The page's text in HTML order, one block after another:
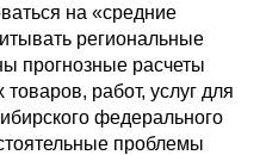
на «средние
региональные
прогнозные расчеты
работ, услуг для
федерального
проблемы